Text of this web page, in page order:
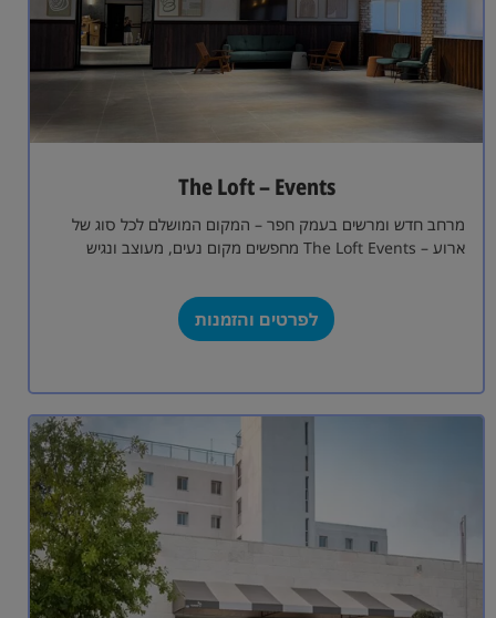
The Loft – Events
מרחב חדש ומרשים בעמק חפר – המקום המושלם לכל סוג של
ארוע – The Loft Events מחפשים מקום נעים, מעוצב ונגיש
לפרטים והזמנות